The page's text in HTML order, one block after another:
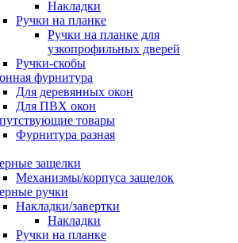
Накладки
Ручки на планке
Ручки на планке для
узкопрофильных дверей
Ручки-скобы
фурнитура
Для деревянных окон
Для ПВХ окон
товары
Фурнитура разная
защелки
Механизмы/корпуса защелок
ручки
Накладки/завертки
Накладки
Ручки на планке